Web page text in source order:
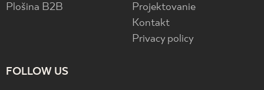
Plošina B2B
Projektovanie
Kontakt
Privacy policy
FOLLOW US